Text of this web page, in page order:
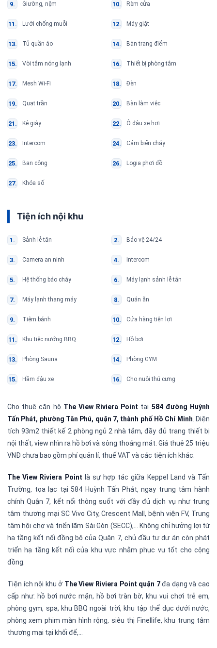
Giường, nệm Rèm cửa
Lưới chống muỗi Máy giặt
Tủ quần áo Bàn trang điểm
Vòi tắm nóng lạnh Thiết bị phòng tắm
Mesh Wi-Fi Đèn
Quạt trần Bàn làm việc
Kệ giày Ô đậu xe hơi
Intercom Cảm biến cháy
Ban công Logia phơi đồ
Khóa số
Tiện ích nội khu
Sảnh lễ tân Bảo vệ 24/24
Camera an ninh Intercom
Hệ thống báo cháy Máy lạnh sảnh lễ tân
Máy lạnh thang máy Quán ăn
Tiệm bánh Cửa hàng tiện lợi
Khu tiệc nướng BBQ Hồ bơi
Phòng Sauna Phòng GYM
Hầm đậu xe Cho nuôi thú cưng
Cho thuê căn hộ The View Riviera Point tại 584 đường Huỳnh
Tấn Phát, phường Tân Phú, quận 7, thành phố Hồ Chí Minh. Diện
tích 93m2 thiết kế 2 phòng ngủ 2 nhà tắm, đầy đủ trang thiết bị
nội thất, view nhìn ra hồ bơi và sông thoáng mát. Giá thuê 25 triệu
VNĐ chưa bao gồm phí quản lí, thuế VAT và các tiện ích khác.
The View Riviera Point là sự hợp tác giữa Keppel Land và Tấn
Trường, tọa lạc tại 584 Huỳnh Tấn Phát, ngay trung tâm hành
chính Quận 7, kết nối thông suốt với đầy đủ dịch vụ như trung
tâm thương mại SC Vivo City, Crescent Mall, bệnh viện FV, Trung
tâm hội chợ và triển lãm Sài Gòn (SECC),… Không chỉ hưởng lợi từ
hạ tầng kết nối đồng bộ của Quận 7, chủ đầu tư dự án còn phát
triển hạ tầng kết nối của khu vực nhằm phục vụ tốt cho cộng
đồng.
Tiện ích nội khu ở The View Riviera Point quận 7đa dạng và cao
cấp như: hồ bơi nước mặn, hồ bơi tràn bờ, khu vui chơi trẻ em,
phòng gym, spa, khu BBQ ngoài trời, khu tập thể dục dưới nước,
phòng xem phim màn hình rộng, siêu thị Finellife, khu trung tâm
thương mại tại khối đế,…